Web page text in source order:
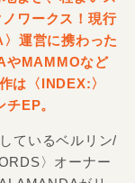
ワークス！現行
運営に携わった
やMAMMOなど
は〈INDEX:〉
EP。
ているベルリン/
〉オーナー